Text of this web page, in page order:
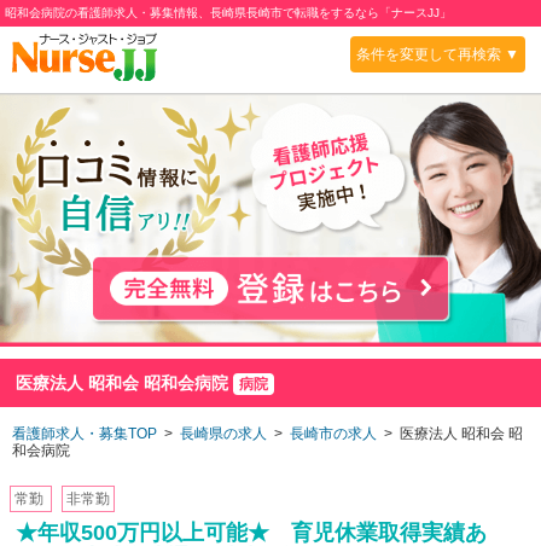
昭和会病院の看護師求人・募集情報、長崎県長崎市で転職をするなら「ナースJJ」
条件を変更して再検索 ▼
医療法人 昭和会 昭和会病院 病院
看護師求人・募集TOP > 長崎県の求人 > 長崎市の求人 > 医療法人 昭和会 昭
和会病院
常勤 非常勤
★年収500万円以上可能★ 育児休業取得実績あ